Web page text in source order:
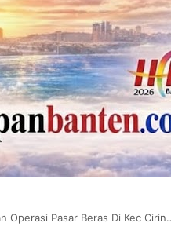
Pasar Beras Di Kec Cirinten